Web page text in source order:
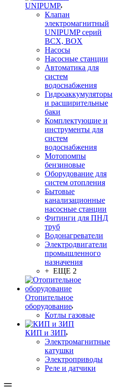
UNIPUMP
Клапан
электромагнитный
UNIPUMP серий
BCX, BOX
Насосы
Насосные станции
Автоматика для
систем
водоснабжения
Гидроаккумуляторы
и расширительные
баки
Комплектующие и
инструменты для
систем
водоснабжения
Мотопомпы
бензиновые
Оборудование для
систем отопления
Бытовые
канализационные
насосные станции
Фитинги для ПНД
труб
Водонагреватели
Электродвигатели
промышленного
назначения
+ ЕЩЕ 2
Отопительное
оборудование
Котлы газовые
КИП и ЗИП
Электромагнитные
катушки
Электроприводы
Реле и датчики